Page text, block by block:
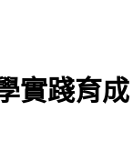
實踐育成